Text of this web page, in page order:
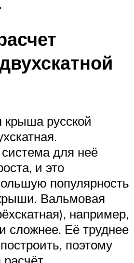
крыша русской
для неё
и это
популярность
Вальмовая
например,
сложнее. Её труднее
поэтому